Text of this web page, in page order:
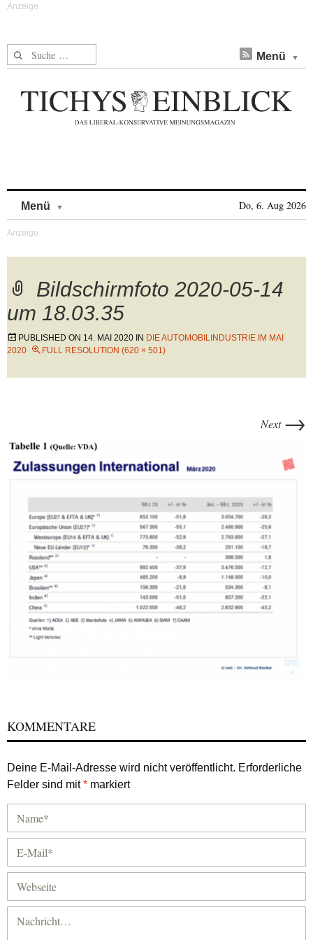
Suche nach: Menü
Menü Do, 6. Aug 2026
Bildschirmfoto 2020-05-14
um 18.03.35
PUBLISHED ON 14. MAI 2020 IN DIE AUTOMOBILINDUSTRIE IM MAI
2020
FULL RESOLUTION (620 × 501)
Next →
KOMMENTARE
Deine E-Mail-Adresse wird nicht veröffentlicht. Erforderliche
Felder sind mit* markiert